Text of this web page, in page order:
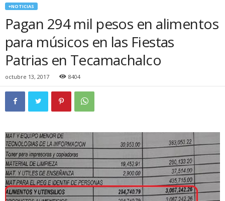
+NOTICIAS
Pagan 294 mil pesos en alimentos
para músicos en las Fiestas
Patrias en Tecamachalco
octubre 13, 2017 8404